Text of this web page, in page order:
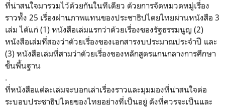
ที่น่าสนใจมารวมไว้ด้วยกันในทีเดียว ด้วยการจัดหมวดหมู่เรื่อง
ราวทั้ง 25 เรื่องผ่านภาพแทนของประชาธิปไตยไทยผ่านหนังสือ 3
เล่ม ได้แก่ (1) หนังสือเล่มแรกว่าด้วยเรื่องของรัฐธรรมนูญ (2)
หนังสือเล่มที่สองว่าด้วยเรื่องของเอกสารงบประมาณประจำปี และ
(3) หนังสือเล่มที่สามว่าด้วยเรื่องของหลักสูตรแกนกลางการศึกษา
ขั้นพื้นฐาน
.
ที่หนังสือแต่ละเล่มจะบอกเล่าเรื่องราวและมุมมองที่น่าสนใจต่อ
ระบอบประชาธิปไตยของไทยอย่างที่เป็นอยู่ ดังที่ควรจะเป็นและ